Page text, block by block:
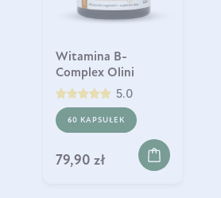
Witamina B-
Complex Olini
5.0
60 KAPSUŁEK
79,90 zł